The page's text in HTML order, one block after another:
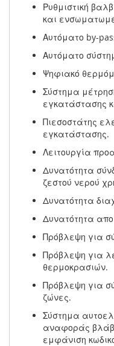
Ρυθμιστική
και
Αυτόματο by-
Αυτόματο
Ψηφιακό
Σύστημα
εγκατάστασης
Πιεσοστάτης
εγκατάστασης.
Λειτουργία
Δυνατότητα
ζεστού νερού
Δυνατότητα
Δυνατότητα
Πρόβλεψη για
Πρόβλεψη για
θερμοκρασιών.
Πρόβλεψη για
ζώνες.
Σύστημα
αναφοράς
εμφάνιση